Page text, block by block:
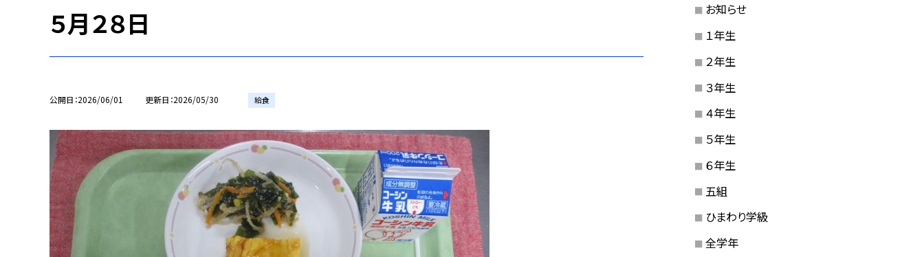
５月２８日
公開日 2026/06/01 更新日 2026/05/30 給食
お知らせ
１年生
２年生
３年生
４年生
５年生
６年生
五組
ひまわり学級
全学年